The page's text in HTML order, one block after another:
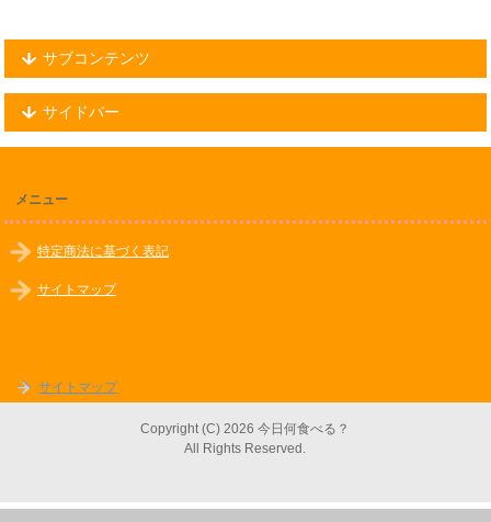
サブコンテンツ
サイドバー
メニュー
特定商法に基づく表記
サイトマップ
サイトマップ
Copyright (C) 2026 今日何食べる？
All Rights Reserved.